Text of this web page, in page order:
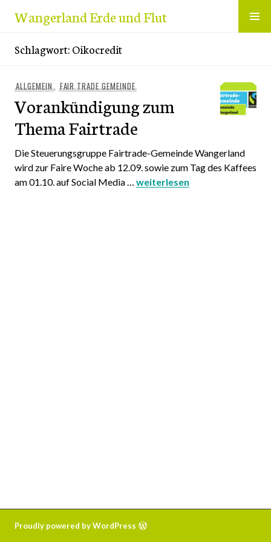
InhaltWangerland Erde und Flut
Schlagwort:Oikocredit
ALLGEMEIN, FAIR TRADE GEMEINDE
Vorankündigung zum
Thema Fairtrade
Die Steuerungsgruppe Fairtrade-Gemeinde Wangerland
wird zur Faire Woche ab 12.09. sowie zum Tag des Kaffees
am 01.10. auf Social Media … Vorankündigung zum Thema
weiterlesen
Proudly powered by WordPress